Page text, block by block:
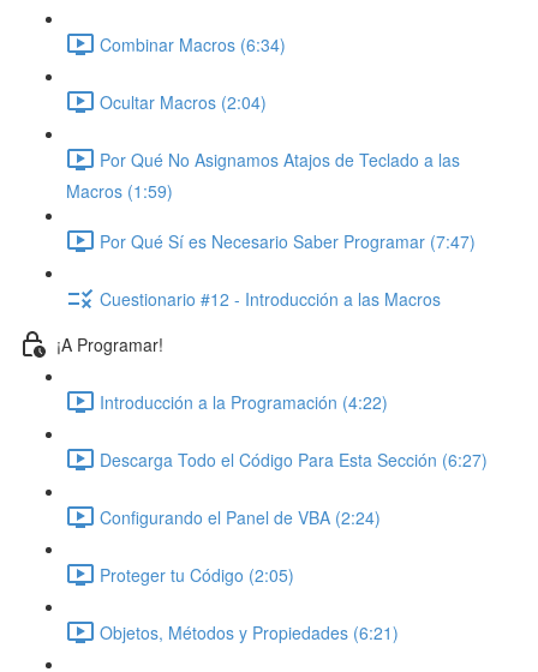
Combinar Macros (6:34)
Ocultar Macros (2:04)
Por Qué No Asignamos Atajos de Teclado a las
Macros (1:59)
Por Qué Sí es Necesario Saber Programar (7:47)
Cuestionario #12 - Introducción a las Macros
¡A Programar!
Introducción a la Programación (4:22)
Descarga Todo el Código Para Esta Sección (6:27)
Configurando el Panel de VBA (2:24)
Proteger tu Código (2:05)
Objetos, Métodos y Propiedades (6:21)